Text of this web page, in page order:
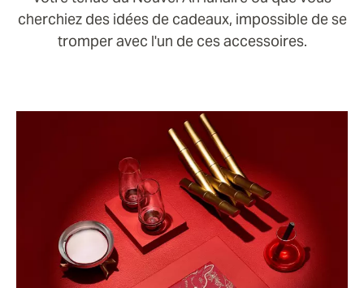
cherchiez des idées de cadeaux, impossible de se
tromper avec l'un de ces accessoires.